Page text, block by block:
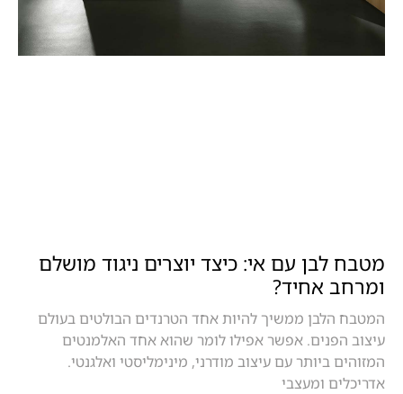
מטבח לבן עם אי: כיצד יוצרים ניגוד מושלם
ומרחב אחיד?
המטבח הלבן ממשיך להיות אחד הטרנדים הבולטים בעולם
עיצוב הפנים. אפשר אפילו לומר שהוא אחד האלמנטים
המזוהים ביותר עם עיצוב מודרני, מינימליסטי ואלגנטי.
אדריכלים ומעצבי